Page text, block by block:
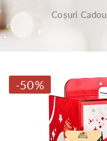
Coșuri Cadou
-50%